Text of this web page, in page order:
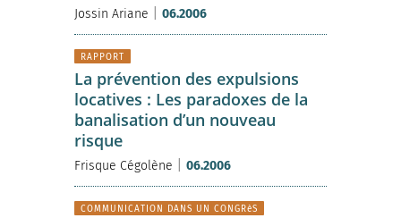
Jossin Ariane 06.2006
RAPPORT
La prévention des expulsions
locatives : Les paradoxes de la
banalisation d’un nouveau
risque
Frisque Cégolène 06.2006
COMMUNICATION DANS UN CONGRèS